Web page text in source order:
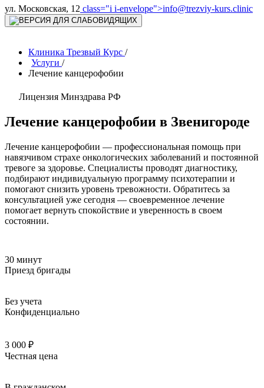
ул. Московская, 12 class="i i-envelope">info@trezviy-kurs.clinic
Клиника Трезвый Курс /
Услуги /
Лечение канцерофобии
Лицензия Минздрава РФ
Лечение канцерофобии в Звенигороде
Лечение канцерофобии — профессиональная помощь при
навязчивом страхе онкологических заболеваний и постоянной
тревоге за здоровье. Специалисты проводят диагностику,
подбирают индивидуальную программу психотерапии и
помогают снизить уровень тревожности. Обратитесь за
консультацией уже сегодня — своевременное лечение
помогает вернуть спокойствие и уверенность в своем
состоянии.
30 минут
Приезд бригады
Без учета
Конфиденциально
3 000 ₽
Честная цена